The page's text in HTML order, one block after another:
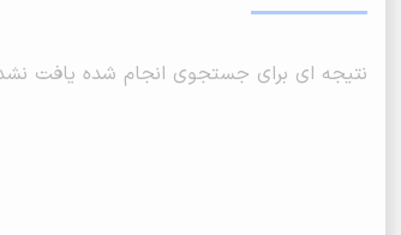
نتیجه ای برای جستجوی انجام شده یافت